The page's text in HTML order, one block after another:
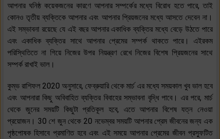
আপনার ঘনিষ্ঠ কয়েকজনের কারণে আপনার সম্পর্কের মধ্যে বিরোধ হতে পারে, তাই
কোনও তৃতীয় ব্যক্তিকে আপনার এবং আপনার প্রিয়জনের মধ্যে আসতে দেবেন না।
এই সম্ভাবনা রয়েছে যে এই বছর আপনার একাধিক ব্যক্তির মধ্যে বেড়ে উঠতে পারে
এবং একাধিক ব্যক্তির সাথে আপনার প্রেমের সম্পর্ক থাকতে পারে। এইরকম
পরিস্থিতিতে না গিয়ে নিজের উপর নিয়ন্ত্রণ রেখে নিজের বিশেষ প্রিয়জনের সাথে
সম্পর্ক রাখাই ভাল।
কুম্ভ রাশিফল 2020 অনুসারে, ফেব্রুয়ারি থেকে মার্চ এর মধ্যে সময়কাল খুব ভাল হবে
এবং আপনারা কিছু অবিবাহিত ব্যক্তির বিবাহের সম্ভাবনা বৃদ্ধি পাবে। এর পরে, মার্চ
থেকে জুনের সময়টি কিছুটা প্রতিকূল হবে, এতে আপনার বিশেষ যত্ন নেওয়া
প্রয়োজন। 30 শে জুন থেকে 20 নভেম্বর সময়টি আপনার প্রেম জীবনের জন্য এক
পৃষ্ঠপোষক হিসাবে প্রমাণিত হবে এবং এই সময়ে আপনার প্রেমের জীবন প্রস্ফুটিত